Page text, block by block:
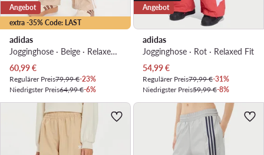
extra -35% Code: LAST
Angebot
adidas
Jogginghose · Beige · Relaxed Fit
Aktueller Preis
60,99€
Regulärer Preis79,99 €-23%
Niedrigster Preis64,99 €-6%
Angebot
adidas
Jogginghose · Rot · Relaxed Fit
Aktueller Preis
54,99€
Regulärer Preis79,99 €-31%
Niedrigster Preis59,99 €-8%